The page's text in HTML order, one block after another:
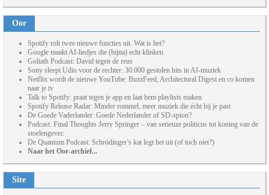
Oor
Spotify rolt twee nieuwe functies uit. Wat is het?
Google maakt AI-liedjes die (bijna) echt klinken
Goliath Podcast: David tegen de reus
Sony sleept Udio voor de rechter: 30.000 gestolen hits in AI-muziek
Netflix wordt de nieuwe YouTube: BuzzFeed, Architectural Digest en co komen
naar je tv
Talk to Spotify: praat tegen je app en laat hem playlists maken
Spotify Release Radar: Minder rommel, meer muziek die écht bij je past
De Goede Vaderlander: Goede Nederlander of SD-spion?
Podcast: Final Thoughts Jerry Springer – van serieuze politicus tot koning van de
stoelengevec
De Quantum Podcast: Schrödinger’s kat legt het uit (of toch niet?)
Naar het Oor-archief...
Site